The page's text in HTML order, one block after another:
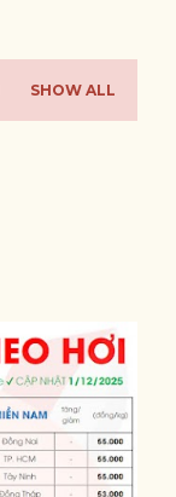
SHOW ALL